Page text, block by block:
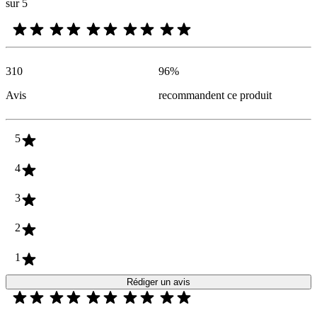
sur 5
310
Avis
96%
recommandent ce produit
5
4
3
2
1
Rédiger un avis